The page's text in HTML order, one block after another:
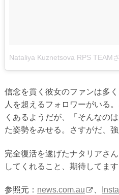
信念を貫く彼女のファンは多
人を超えるフォロワーがいる
くあるようだが、「そんなの
た姿勢をみせる。さすがだ、
完全復活を遂げたナタリアさ
してくれること、期待してます
参照元： news.com.au